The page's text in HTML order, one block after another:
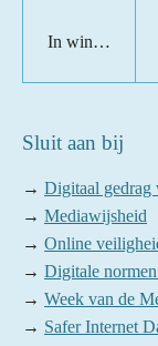
In winkelwagen
Sluit aan bij
→ Digitaal gedrag
→ Mediawijsheid
→ Online
→ Digitale
→ Week van de
→ Safer Internet